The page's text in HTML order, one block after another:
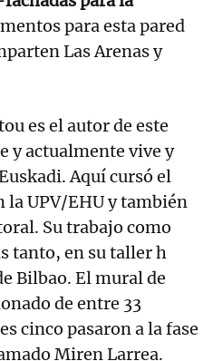
para esta pared
Las Arenas y
es el autor de este
y actualmente vive y
Aquí cursó el
la UPV/EHU y también
Su trabajo como
tanto, en su taller h
Bilbao. El mural de
de entre 33
cinco pasaron a la fase
Miren Larrea.